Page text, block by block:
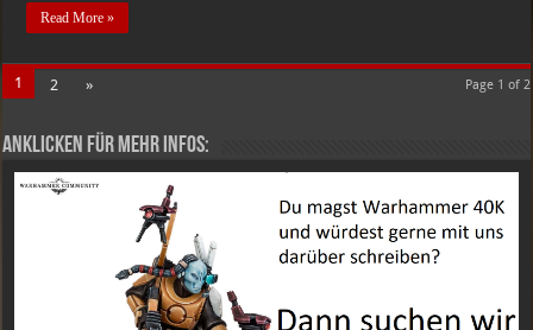
Read More »
Page 1 of 2
1 2 »
Anklicken für mehr Infos: